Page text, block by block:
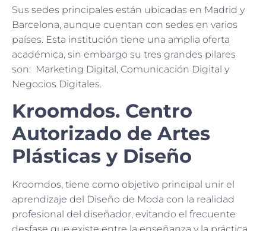
Sus sedes principales están ubicadas en Madrid y
Barcelona, aunque cuentan con sedes en varios
países. Esta institución tiene una amplia oferta
académica, sin embargo su tres grandes pilares
son: Marketing Digital, Comunicación Digital y
Negocios Digitales.
Kroomdos. Centro
Autorizado de Artes
Plásticas y Diseño
Kroomdos, tiene como objetivo principal unir el
aprendizaje del Diseño de Moda con la realidad
profesional del diseñador, evitando el frecuente